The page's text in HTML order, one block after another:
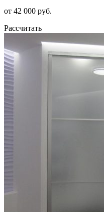
от 42 000 руб.
Рассчитать